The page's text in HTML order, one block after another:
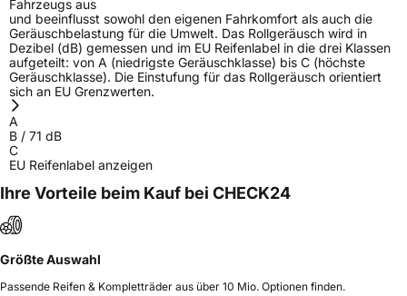
Fahrzeugs aus
und beeinflusst sowohl den eigenen Fahrkomfort als auch die
Geräuschbelastung für die Umwelt. Das Rollgeräusch wird in
Dezibel (dB) gemessen und im EU Reifenlabel in die drei Klassen
aufgeteilt: von A (niedrigste Geräuschklasse) bis C (höchste
Geräuschklasse). Die Einstufung für das Rollgeräusch orientiert
sich an EU Grenzwerten.
A
B / 71 dB
C
EU Reifenlabel anzeigen
Ihre Vorteile beim Kauf bei CHECK24
Größte Auswahl
Passende Reifen & Kompletträder aus über 10 Mio. Optionen finden.